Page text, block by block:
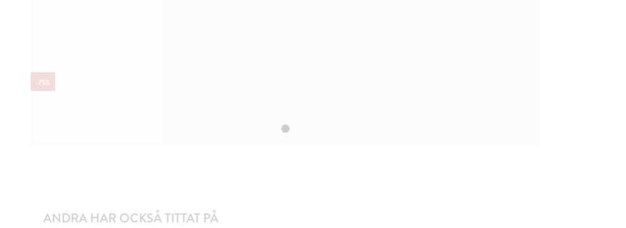
-75%
ANDRA HAR OCKSÅ TITTAT PÅ